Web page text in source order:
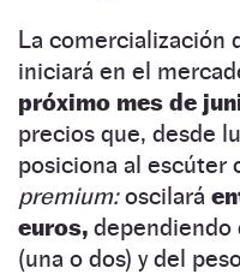
La comercialización
iniciará en el
próximo mes de
precios que, desde
posiciona al escúter
premium:oscilará
euros, dependiendo
(una o dos) y del